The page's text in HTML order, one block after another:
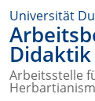
Universität
Didaktik
Arbeitsstelle